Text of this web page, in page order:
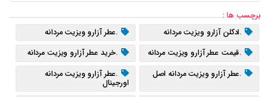
برچسب ها :
.ادکلن آزارو ویزیت مردانه
.عطر آزارو ویزیت مردانه
.قیمت عطر آزارو ویزیت مردانه
.خرید عطر آزارو ویزیت مردانه
.عطر آزارو ویزیت مردانه اصل
.عطر آزارو ویزیت مردانه
اورجینال